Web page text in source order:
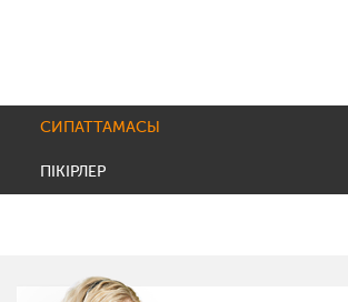
СИПАТТАМАСЫ
ПІКІРЛЕР